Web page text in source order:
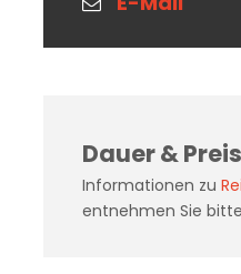
Dauer &
Informationen zu
entnehmen Sie
Fuß stattfinden.